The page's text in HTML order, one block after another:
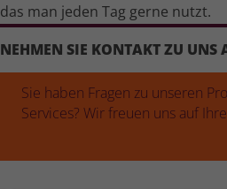
das man jeden Tag gerne nutzt.
NEHMEN SIE KONTAKT ZU UNS
Sie haben Fragen zu unseren
Services? Wir freuen uns auf